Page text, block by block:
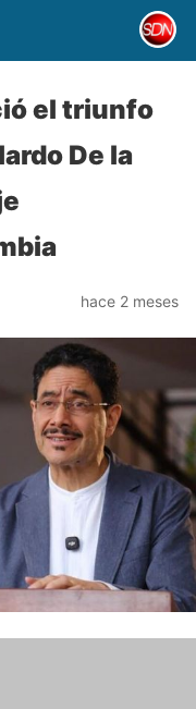
el triunfo
De la
hace 2 meses